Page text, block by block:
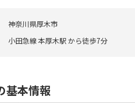
神奈川県厚木市
小田急線 本厚木駅 から徒歩7分
基本情報